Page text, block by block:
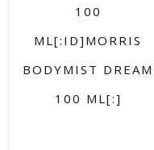
100
ML[:ID]MORRIS
BODYMIST DREAM
100 ML[:]